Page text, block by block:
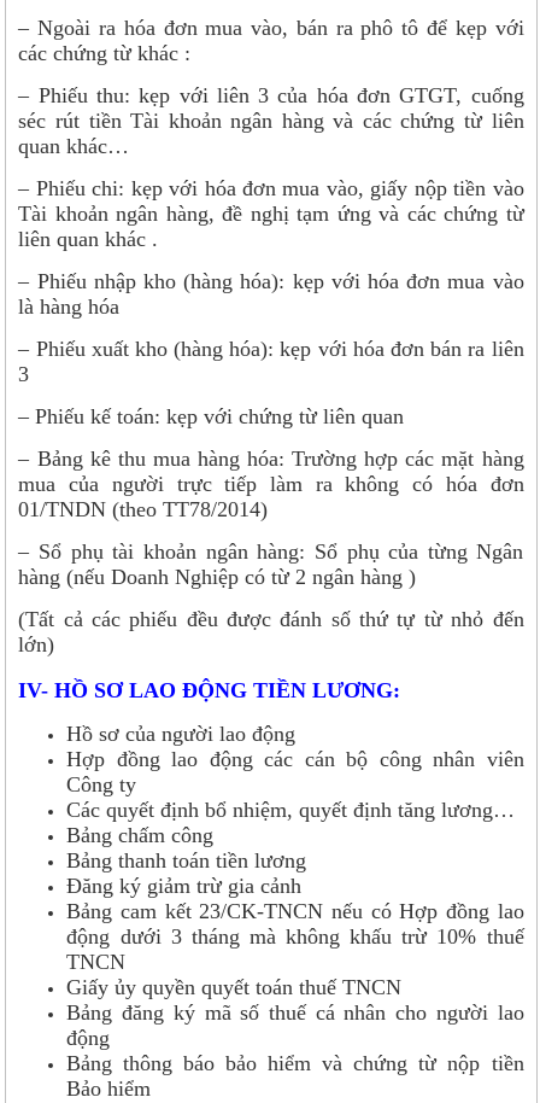
– Ngoài ra hóa đơn mua vào, bán ra phô tô để kẹp với
các chứng từ khác :
– Phiếu thu: kẹp với liên 3 của hóa đơn GTGT, cuống
séc rút tiền Tài khoản ngân hàng và các chứng từ liên
quan khác…
– Phiếu chi: kẹp với hóa đơn mua vào, giấy nộp tiền vào
Tài khoản ngân hàng, đề nghị tạm ứng và các chứng từ
liên quan khác .
– Phiếu nhập kho (hàng hóa): kẹp với hóa đơn mua vào
là hàng hóa
– Phiếu xuất kho (hàng hóa): kẹp với hóa đơn bán ra liên
3
– Phiếu kế toán: kẹp với chứng từ liên quan
– Bảng kê thu mua hàng hóa: Trường hợp các mặt hàng
mua của người trực tiếp làm ra không có hóa đơn
01/TNDN (theo TT78/2014)
– Sổ phụ tài khoản ngân hàng: Sổ phụ của từng Ngân
hàng (nếu Doanh Nghiệp có từ 2 ngân hàng )
(Tất cả các phiếu đều được đánh số thứ tự từ nhỏ đến
lớn)
IV- HỒ SƠ LAO ĐỘNG TIỀN LƯƠNG:
Hồ sơ của người lao động
Hợp đồng lao động các cán bộ công nhân viên
Công ty
Các quyết định bổ nhiệm, quyết định tăng lương…
Bảng chấm công
Bảng thanh toán tiền lương
Đăng ký giảm trừ gia cảnh
Bảng cam kết 23/CK-TNCN nếu có Hợp đồng lao
động dưới 3 tháng mà không khấu trừ 10% thuế
TNCN
Giấy ủy quyền quyết toán thuế TNCN
Bảng đăng ký mã số thuế cá nhân cho người lao
động
Bảng thông báo bảo hiểm và chứng từ nộp tiền
Bảo hiểm